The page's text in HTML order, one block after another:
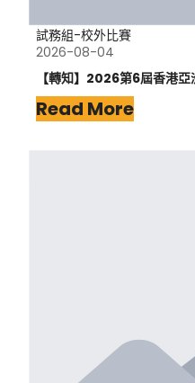
試務組-校外比賽
2026-08-04
【轉知】2026第6屆香港
Read More